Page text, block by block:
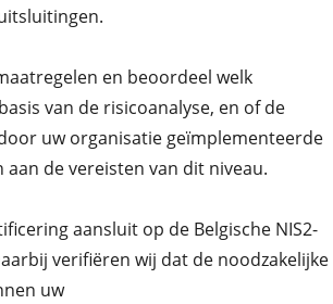
en beoordeel welk
van de risicoanalyse, en of de
uw organisatie geïmplementeerde
de vereisten van dit niveau.
aansluit op de Belgische NIS2-
verifiëren wij dat de noodzakelijke
uw